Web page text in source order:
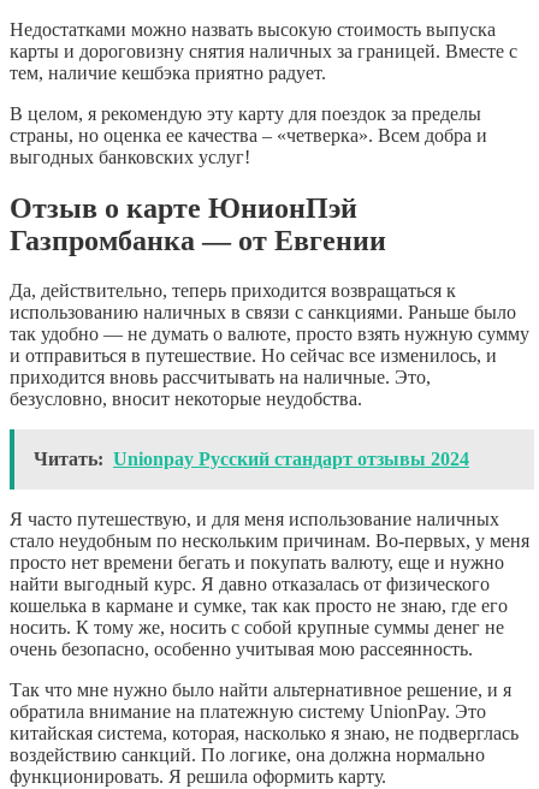
Недостатками можно назвать высокую стоимость выпуска
карты и дороговизну снятия наличных за границей. Вместе с
тем, наличие кешбэка приятно радует.
В целом, я рекомендую эту карту для поездок за пределы
страны, но оценка ее качества – «четверка». Всем добра и
выгодных банковских услуг!
Отзыв о карте ЮнионПэй
Газпромбанка — от Евгении
Да, действительно, теперь приходится возвращаться к
использованию наличных в связи с санкциями. Раньше было
так удобно — не думать о валюте, просто взять нужную сумму
и отправиться в путешествие. Но сейчас все изменилось, и
приходится вновь рассчитывать на наличные. Это,
безусловно, вносит некоторые неудобства.
Читать: Unionpay Русский стандарт отзывы 2024
Я часто путешествую, и для меня использование наличных
стало неудобным по нескольким причинам. Во-первых, у меня
просто нет времени бегать и покупать валюту, еще и нужно
найти выгодный курс. Я давно отказалась от физического
кошелька в кармане и сумке, так как просто не знаю, где его
носить. К тому же, носить с собой крупные суммы денег не
очень безопасно, особенно учитывая мою рассеянность.
Так что мне нужно было найти альтернативное решение, и я
обратила внимание на платежную систему UnionPay. Это
китайская система, которая, насколько я знаю, не подверглась
воздействию санкций. По логике, она должна нормально
функционировать. Я решила оформить карту.